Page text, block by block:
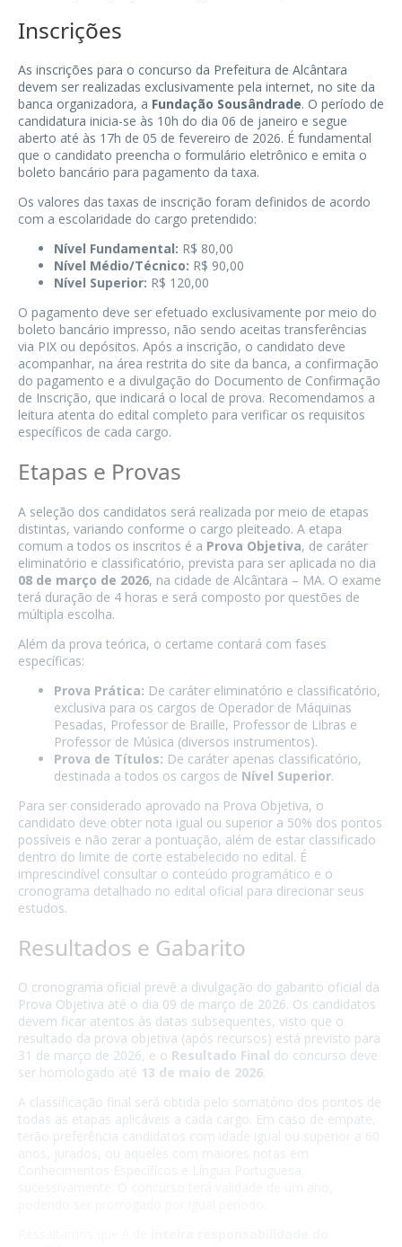
Inscrições
As inscrições para o concurso da Prefeitura de Alcântara
devem ser realizadas exclusivamente pela internet, no site da
banca organizadora, a Fundação Sousândrade. O período de
candidatura inicia-se às 10h do dia 06 de janeiro e segue
aberto até às 17h de 05 de fevereiro de 2026. É fundamental
que o candidato preencha o formulário eletrônico e emita o
boleto bancário para pagamento da taxa.
Os valores das taxas de inscrição foram definidos de acordo
com a escolaridade do cargo pretendido:
Nível Fundamental: R$ 80,00
Nível Médio/Técnico: R$ 90,00
Nível Superior: R$ 120,00
O pagamento deve ser efetuado exclusivamente por meio do
boleto bancário impresso, não sendo aceitas transferências
via PIX ou depósitos. Após a inscrição, o candidato deve
acompanhar, na área restrita do site da banca, a confirmação
do pagamento e a divulgação do Documento de Confirmação
de Inscrição, que indicará o local de prova. Recomendamos a
leitura atenta do edital completo para verificar os requisitos
específicos de cada cargo.
Etapas e Provas
A seleção dos candidatos será realizada por meio de etapas
distintas, variando conforme o cargo pleiteado. A etapa
comum a todos os inscritos é a Prova Objetiva, de caráter
eliminatório e classificatório, prevista para ser aplicada no dia
08 de março de 2026, na cidade de Alcântara – MA. O exame
terá duração de 4 horas e será composto por questões de
múltipla escolha.
Além da prova teórica, o certame contará com fases
específicas:
Prova Prática: De caráter eliminatório e classificatório,
exclusiva para os cargos de Operador de Máquinas
Pesadas, Professor de Braille, Professor de Libras e
Professor de Música (diversos instrumentos).
Prova de Títulos: De caráter apenas classificatório,
destinada a todos os cargos de Nível Superior.
Para ser considerado aprovado na Prova Objetiva, o
candidato deve obter nota igual ou superior a 50% dos pontos
possíveis e não zerar a pontuação, além de estar classificado
dentro do limite de corte estabelecido no edital. É
imprescindível consultar o conteúdo programático e o
cronograma detalhado no edital oficial para direcionar seus
estudos.
Resultados e Gabarito
O cronograma oficial prevê a divulgação do gabarito oficial da
Prova Objetiva até o dia 09 de março de 2026. Os candidatos
devem ficar atentos às datas subsequentes, visto que o
resultado da prova objetiva (após recursos) está previsto para
31 de março de 2026, e o Resultado Final do concurso deve
ser homologado até 13 de maio de 2026.
A classificação final será obtida pelo somatório dos pontos de
todas as etapas aplicáveis a cada cargo. Em caso de empate,
terão preferência candidatos com idade igual ou superior a 60